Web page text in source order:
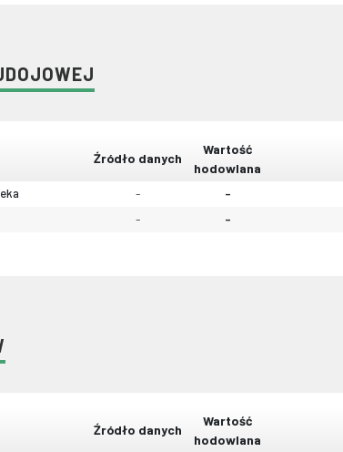
Źródło danych
Wartość
hodowlana
- -
- -
Źródło danych
Wartość
hodowlana